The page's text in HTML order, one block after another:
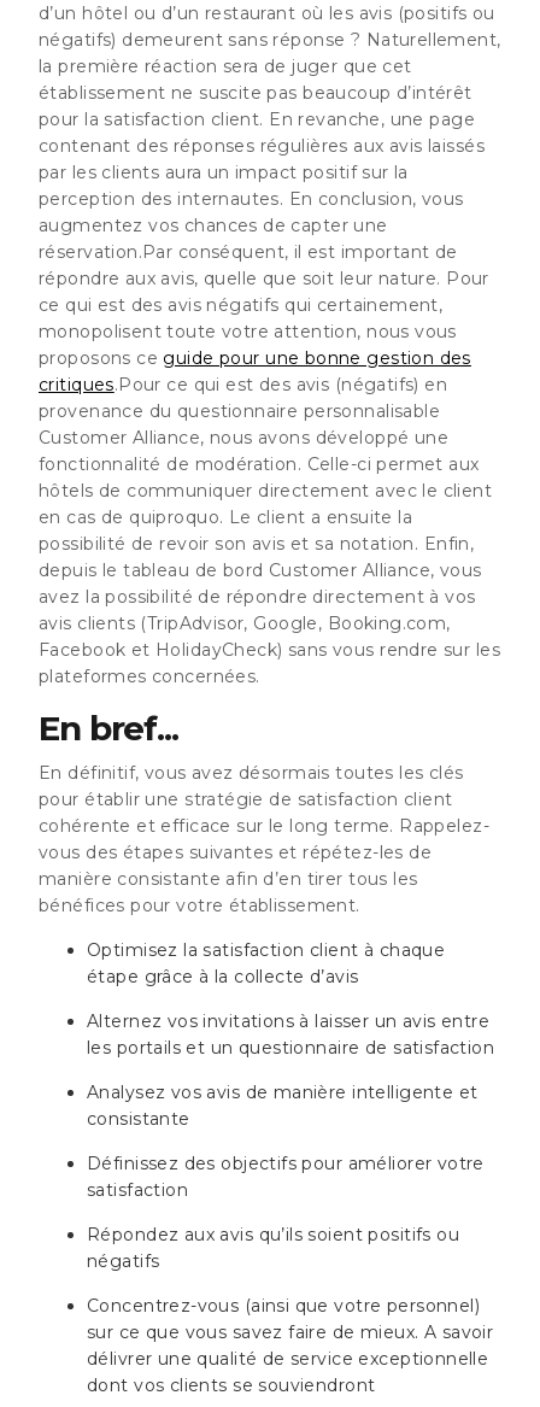
d’un hôtel ou d’un restaurant où les avis (positifs ou
négatifs) demeurent sans réponse ? Naturellement,
la première réaction sera de juger que cet
établissement ne suscite pas beaucoup d’intérêt
pour la satisfaction client. En revanche, une page
contenant des réponses régulières aux avis laissés
par les clients aura un impact positif sur la
perception des internautes. En conclusion, vous
augmentez vos chances de capter une
réservation.Par conséquent, il est important de
répondre aux avis, quelle que soit leur nature. Pour
ce qui est des avis négatifs qui certainement,
monopolisent toute votre attention, nous vous
proposons ce guide pour une bonne gestion des
critiques.Pour ce qui est des avis (négatifs) en
provenance du questionnaire personnalisable
Customer Alliance, nous avons développé une
fonctionnalité de modération. Celle-ci permet aux
hôtels de communiquer directement avec le client
en cas de quiproquo. Le client a ensuite la
possibilité de revoir son avis et sa notation. Enfin,
depuis le tableau de bord Customer Alliance, vous
avez la possibilité de répondre directement à vos
avis clients (TripAdvisor, Google, Booking.com,
Facebook et HolidayCheck) sans vous rendre sur les
plateformes concernées.
En bref...
En définitif, vous avez désormais toutes les clés
pour établir une stratégie de satisfaction client
cohérente et efficace sur le long terme. Rappelez-
vous des étapes suivantes et répétez-les de
manière consistante afin d’en tirer tous les
bénéfices pour votre établissement.
Optimisez la satisfaction client à chaque
étape grâce à la collecte d’avis
Alternez vos invitations à laisser un avis entre
les portails et un questionnaire de satisfaction
Analysez vos avis de manière intelligente et
consistante
Définissez des objectifs pour améliorer votre
satisfaction
Répondez aux avis qu’ils soient positifs ou
négatifs
Concentrez-vous (ainsi que votre personnel)
sur ce que vous savez faire de mieux. A savoir
délivrer une qualité de service exceptionnelle
dont vos clients se souviendront